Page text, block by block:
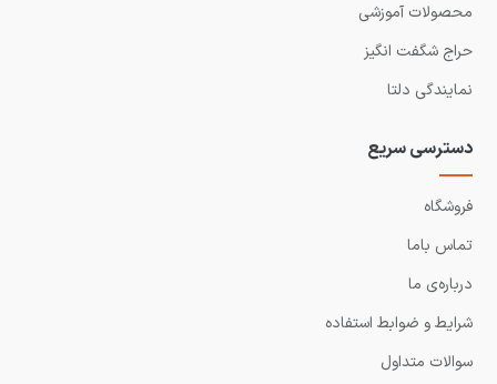
محصولات آموزشی
حراج شگفت انگیز
نمایندگی دلتا
دسترسی سریع
فروشگاه
تماس باما
درباره‌ی ما
شرایط و ضوابط استفاده
سوالات متداول